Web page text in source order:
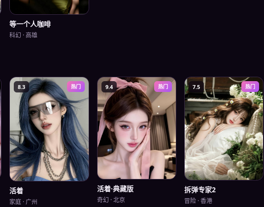
等一个人咖啡
科幻 ·高雄
8.3 热门
活着
家庭 · 广州
9.4 热门
活着·典藏版
奇幻 ·北京
7.5 热门
拆弹专家2
冒险·香港